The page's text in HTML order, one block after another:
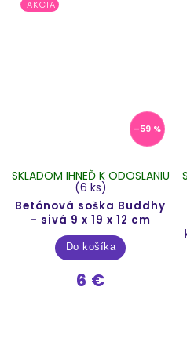
AKCIA
–59 %
Betónová soška Buddhy
- sivá 9 x 19 x 12 cm
SKLADOM IHNEĎ K ODOSLANIU
(6 ks)
6 €
Do košíka